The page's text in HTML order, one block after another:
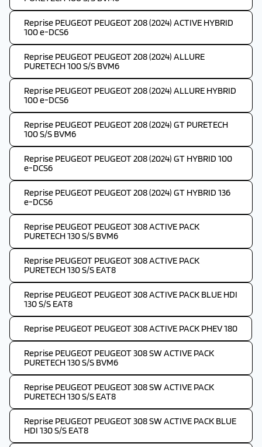
Reprise PEUGEOT PEUGEOT 208 (2024) ACTIVE HYBRID
100 e-DCS6
Reprise PEUGEOT PEUGEOT 208 (2024) ALLURE
PURETECH 100 S/S BVM6
Reprise PEUGEOT PEUGEOT 208 (2024) ALLURE HYBRID
100 e-DCS6
Reprise PEUGEOT PEUGEOT 208 (2024) GT PURETECH
100 S/S BVM6
Reprise PEUGEOT PEUGEOT 208 (2024) GT HYBRID 100
e-DCS6
Reprise PEUGEOT PEUGEOT 208 (2024) GT HYBRID 136
e-DCS6
Reprise PEUGEOT PEUGEOT 308 ACTIVE PACK
PURETECH 130 S/S BVM6
Reprise PEUGEOT PEUGEOT 308 ACTIVE PACK
PURETECH 130 S/S EAT8
Reprise PEUGEOT PEUGEOT 308 ACTIVE PACK BLUE HDI
130 S/S EAT8
Reprise PEUGEOT PEUGEOT 308 ACTIVE PACK PHEV 180
Reprise PEUGEOT PEUGEOT 308 SW ACTIVE PACK
PURETECH 130 S/S BVM6
Reprise PEUGEOT PEUGEOT 308 SW ACTIVE PACK
PURETECH 130 S/S EAT8
Reprise PEUGEOT PEUGEOT 308 SW ACTIVE PACK BLUE
HDI 130 S/S EAT8